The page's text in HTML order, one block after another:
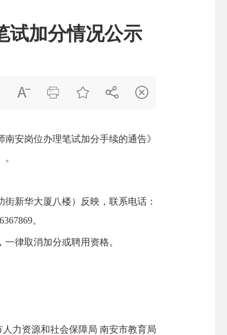
试加分情况公示
    
安岗位办理笔试加分手续的通告》
新华大厦八楼）反映，联系电话：
。
律取消加分或聘用资格。
人力资源和社会保障局 南安市教育局